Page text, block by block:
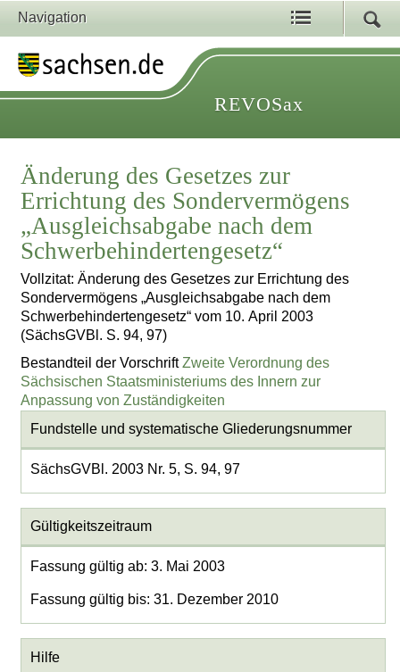
Navigation
REVOSax
Änderung des Gesetzes zur
Errichtung des Sondervermögens
„Ausgleichsabgabe nach dem
Schwerbehindertengesetz“
Vollzitat: Änderung des Gesetzes zur Errichtung des
Sondervermögens „Ausgleichsabgabe nach dem
Schwerbehindertengesetz“ vom 10. April 2003
(SächsGVBl. S. 94, 97)
Bestandteil der VorschriftZweite Verordnung des
Sächsischen Staatsministeriums des Innern zur
Anpassung von Zuständigkeiten
Fundstelle und systematische Gliederungsnummer
SächsGVBl. 2003 Nr. 5, S. 94, 97
Gültigkeitszeitraum
Fassung gültig ab: 3. Mai 2003
Fassung gültig bis: 31. Dezember 2010
Hilfe